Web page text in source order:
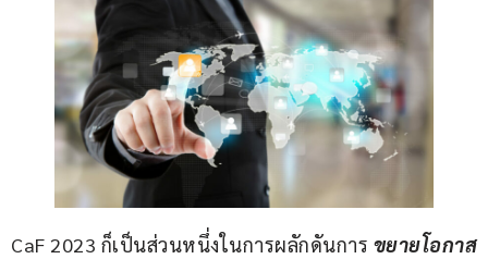
CaF 2023 ก็เป็นส่วนหนึ่งในการผลักดันการ ขยายโอกาส